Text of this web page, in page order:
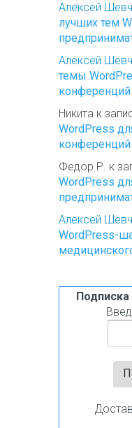
Алексей
лучших тем
Алексей
темы
конференций
Никита к
WordPress
конференций
Федор Р. к
WordPress
Алексей
WordPress-